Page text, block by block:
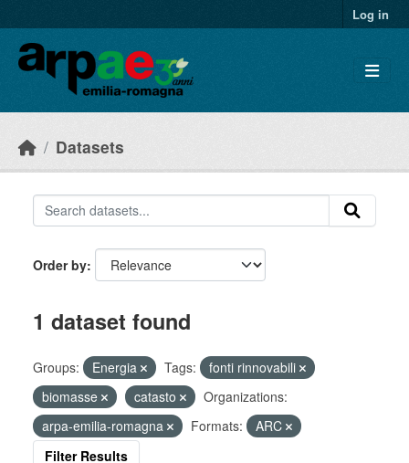
Log in
Datasets
Order by
1 dataset found
Groups: Energia Tags:
fonti rinnovabili
biomasse
catasto
Organizations:
arpa-emilia-romagna
Formats:
ARC
Filter Results